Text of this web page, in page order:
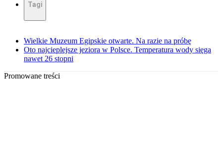
Tagi
Wielkie Muzeum Egipskie otwarte. Na razie na próbę
Oto najcieplejsze jeziora w Polsce. Temperatura wody sięga
nawet 26 stopni
Promowane treści